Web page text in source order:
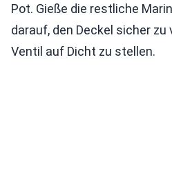
Pot. Gieße die restliche
darauf, den Deckel sicher zu
Ventil auf Dicht zu stellen.